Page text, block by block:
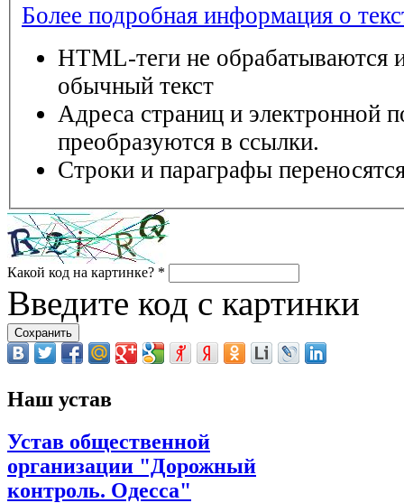
Более подробная информация о
HTML-теги не обрабатываются
обычный текст
Адреса страниц и электронной
преобразуются в ссылки.
Строки и параграфы
Какой код на картинке? *
Введите код с картинки
Наш устав
Устав общественной
организации "Дорожный
контроль. Одесса"